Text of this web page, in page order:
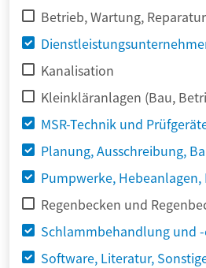
Betrieb, Wartung, Reparatur
Kanalisation
Kleinkläranlagen (Bau,
MSR-Technik und
Planung, Ausschreibung,
Pumpwerke,
Regenbecken und
Schlammbehandlung und
Software, Literatur,